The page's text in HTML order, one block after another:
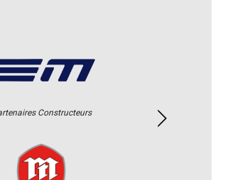
Constructeurs